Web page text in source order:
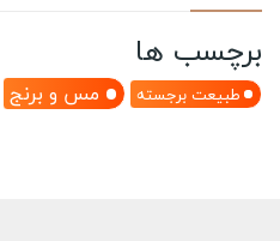
برچسب ها
طبیعت برجسته مس و برنج